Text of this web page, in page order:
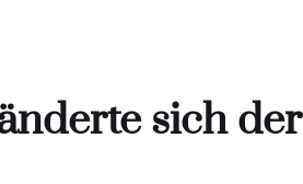
sich der